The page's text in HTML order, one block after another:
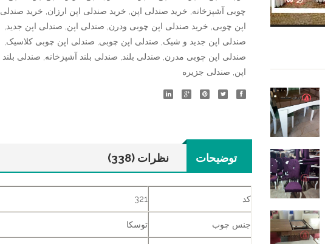
چوبی آشپزخانه خرید صندلی اپن خرید صندلی اپن ارزان خرید صندلی
اپن چوبی خرید صندلی اپن چوبی ودرن صندلی اپن صندلی اپن جدید
صندلی اپن جدید و شیک صندلی اپن چوبی صندلی اپن چوبی کلاسیک
صندلی اپن چوبی مدرن صندلی بلند صندلی بلند آشپزخانه صندلی بلند
اپن صندلی جزیره
توضیحات نظرات (338)
کد 321
جنس چوب توسکا